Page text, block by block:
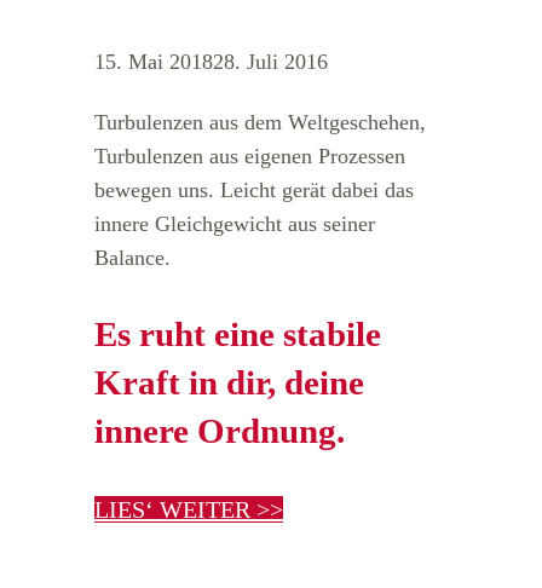
15. Mai 201828. Juli 2016
Turbulenzen aus dem Weltgeschehen,
Turbulenzen aus eigenen Prozessen
bewegen uns. Leicht gerät dabei das
innere Gleichgewicht aus seiner
Balance.
Es ruht eine stabile
Kraft in dir, deine
innere Ordnung.
LIES‘ WEITER >>